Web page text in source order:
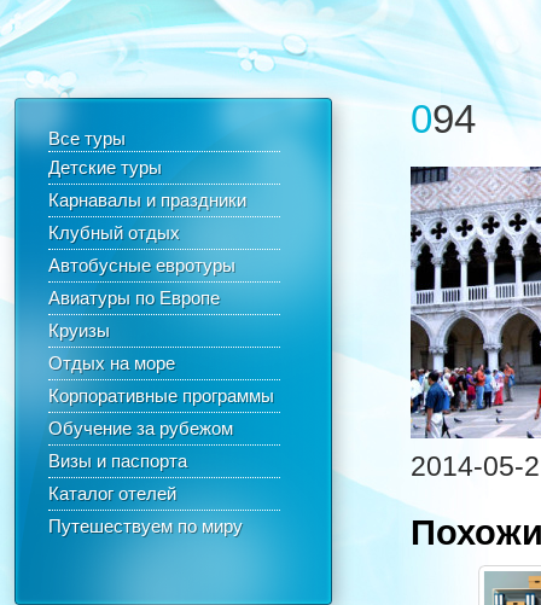
Все туры
Детские туры
Карнавалы и праздники
Клубный отдых
Автобусные евротуры
Авиатуры по Европе
Круизы
Отдых на море
Корпоративные программы
Обучение за рубежом
Визы и паспорта
Каталог отелей
Путешествуем по миру
094
2014-05-